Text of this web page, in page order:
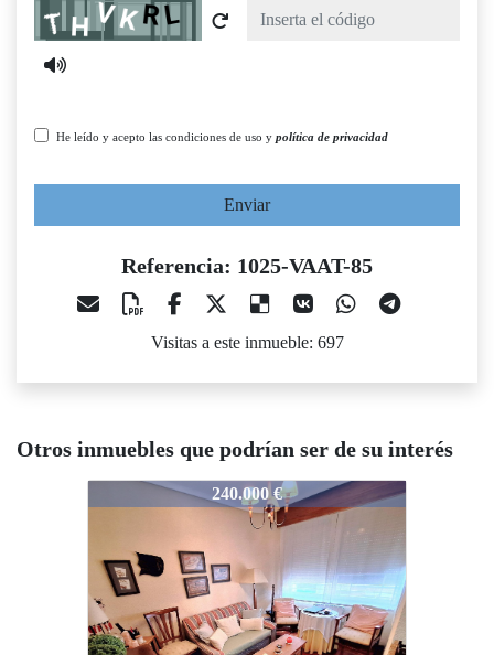
Captcha
He leído y acepto las condiciones de uso y política de privacidad
Enviar
Referencia: 1025-VAAT-85
Visitas a este inmueble: 697
Otros inmuebles que podrían ser de su interés
240.000 €
1025-VAAT-85350.000 €